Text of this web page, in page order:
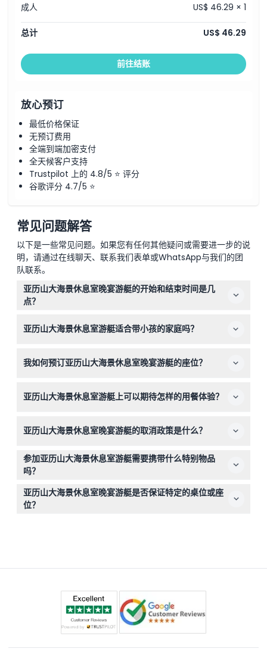
成人
US$ 46.29 × 1
总计 US$ 46.29
前往结账
放心预订
最低价格保证
无预订费用
全端到端加密支付
全天候客户支持
Trustpilot 上的 4.8/5 ⭐ 评分
谷歌评分 4.7/5 ⭐
常见问题解答
以下是一些常见问题。如果您有任何其他疑问或需要进一步的说
明，请通过在线聊天、联系我们表单或WhatsApp与我们的团
队联系。
亚历山大海景休息室晚宴游艇的开始和结束时间是几
点？
10:45返回，整个行程约2.5小时（具体时间可能会有变动
亚历山大海景休息室游艇适合带小孩的家庭吗？
晚宴的绝佳选择。
我如何预订亚历山大海景休息室晚宴游艇的座位？
座位。
亚历山大海景休息室游艇上可以期待怎样的用餐体验？
和小点，配有包括女性歌手和DJ在内的现场娱乐表演。
亚历山大海景休息室晚宴游艇的取消政策是什么？
您可在出发前24小时内取消，将获得除转账手续费外的全
额退款；出发前24小时内取消或未到均不退款。
参加亚历山大海景休息室游艇需要携带什么特别物品
吗？
无需携带特别物品；建议穿着休闲得体，并携带轻便外套以
适应露天甲板的舒适夜晚。
亚历山大海景休息室晚宴游艇是否保证特定的桌位或座
位？